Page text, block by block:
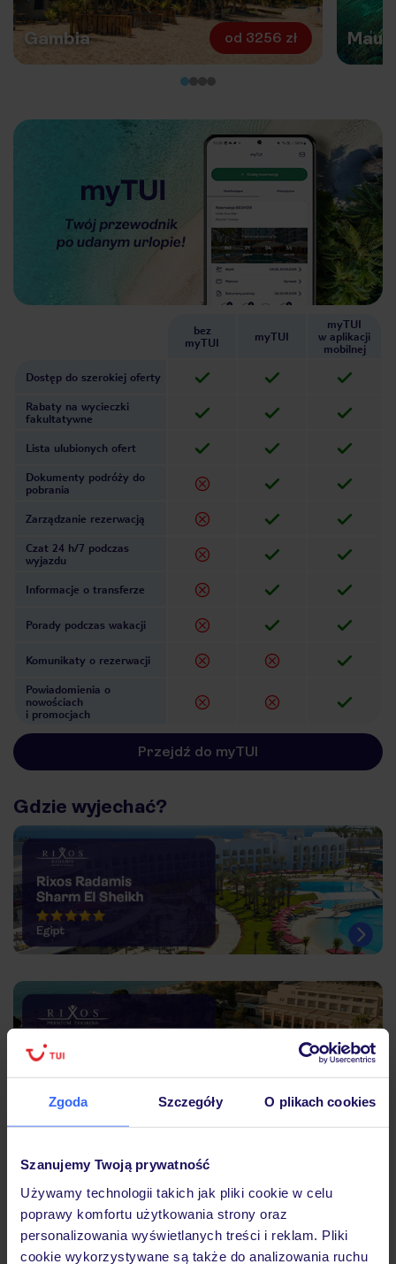
Zgoda Szczegóły O plikach cookies
Szanujemy Twoją prywatność
Używamy technologii takich jak pliki cookie w celu
poprawy komfortu użytkowania strony oraz
personalizowania wyświetlanych treści i reklam. Pliki
cookie wykorzystywane są także do analizowania ruchu
Gambia od 3256 zł
bez
myTUI
myTUI
myTUI
w aplikacji
mobilnej
Dostęp do szerokiej oferty
Rabaty na wycieczki
fakultatywne
Lista ulubionych ofert
Dokumenty podróży do
pobrania
Zarządzanie rezerwacją
Czat 24 h/7 podczas
wyjazdu
Informacje o transferze
Porady podczas wakacji
Komunikaty o rezerwacji
Powiadomienia o
nowościach
i promocjach
Przejdź do myTUI
Gdzie wyjechać?